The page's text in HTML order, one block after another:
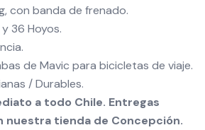
con banda de frenado.
36 Hoyos.
de Mavic para bicicletas de viaje.
/ Durables.
a todo Chile. Entregas
nuestra tienda de Concepción.